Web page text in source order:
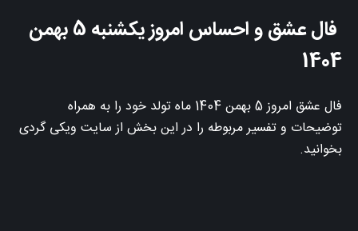
فال عشق و احساس امروز یکشنبه 5 بهمن
1404
فال عشق امروز 5 بهمن 1404 ماه تولد خود را به همراه
توضیحات و تفسیر مربوطه را در این بخش از سایت ویکی گردی
بخوانید.